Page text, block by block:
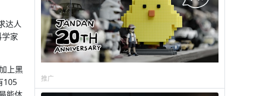
达人
家
上黑
105
推广